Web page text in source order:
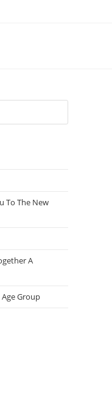
To The New
A
Age Group